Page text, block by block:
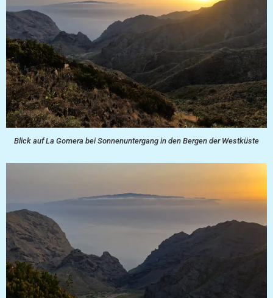
Blick auf La Gomera bei Sonnenuntergang in den Bergen der Westküste